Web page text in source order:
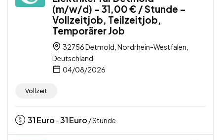
(m/w/d) – 31,00 € / Stunde –
Vollzeitjob, Teilzeitjob,
Temporärer Job
32756 Detmold, Nordrhein-Westfalen,
Deutschland
04/08/2026
Vollzeit
31Euro -31Euro / Stunde